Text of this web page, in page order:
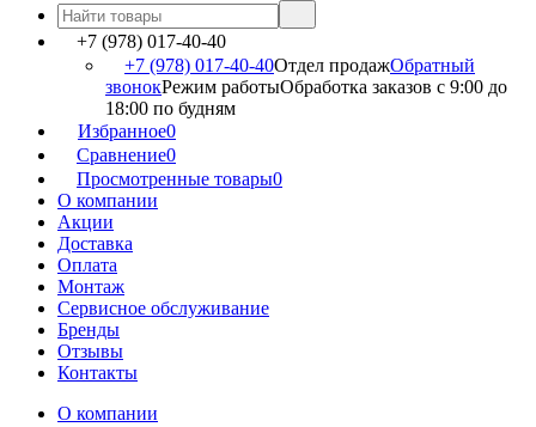
+7 (978) 017-40-40
+7 (978) 017-40-40Отдел продажОбратный
звонокРежим работыОбработка заказов с 9:00 до
18:00 по будням
Избранное0
Сравнение0
Просмотренные товары0
О компании
Акции
Доставка
Оплата
Монтаж
Сервисное обслуживание
Бренды
Отзывы
Контакты
О компании